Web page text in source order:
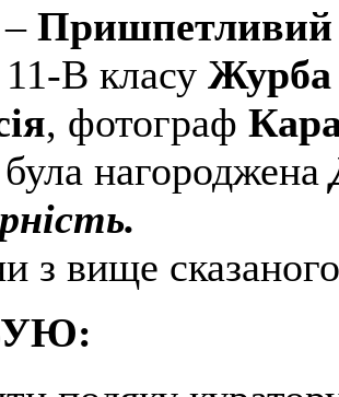
В класу Журба
, фотограф
була нагороджена
з вище сказаного